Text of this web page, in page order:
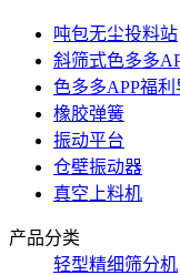
吨包无尘投料站
斜筛式色多多
色多多APP福利
橡胶弹簧
振动平台
仓壁振动器
真空上料机
产品分类
轻型精细筛分机